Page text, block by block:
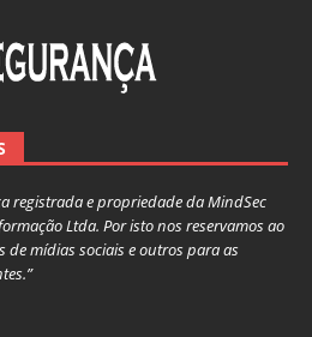
registrada e propriedade da MindSec
Ltda. Por isto nos reservamos ao
mídias sociais e outros para as